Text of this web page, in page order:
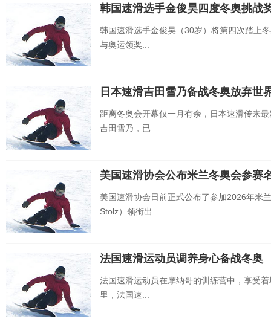
韩国速滑选手金俊昊四度冬奥挑战
韩国速滑选手金俊昊（30岁）将第四次踏上
与奥运领奖...
日本速滑吉田雪乃备战冬奥放弃世
距离冬奥会开幕仅一月有余，日本速滑传来
吉田雪乃，已...
美国速滑协会公布米兰冬奥会参赛
美国速滑协会日前正式公布了参加2026年米
Stolz）领衔出...
法国速滑运动员调养身心备战冬奥
法国速滑运动员在摩纳哥的训练营中，享受
里，法国速...